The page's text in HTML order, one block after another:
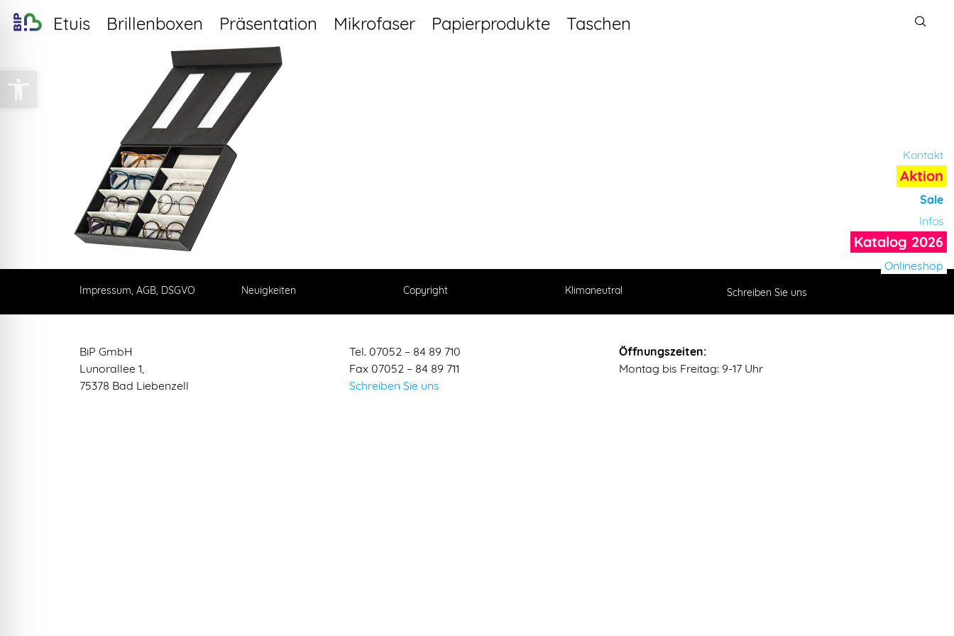
Etuis Brillenboxen Präsentation Mikrofaser Papierprodukte Taschen
Kontakt
Aktion
Sale
Infos
Katalog 2026
Onlineshop
Impressum, AGB, DSGVO Neuigkeiten Copyright Klimaneutral Schreiben Sie uns
BiP GmbH
Lunorallee 1,
75378 Bad Liebenzell
Tel. 07052 – 84 89 710
Fax 07052 – 84 89 711
Schreiben Sie uns
Öffnungszeiten:
Montag bis Freitag: 9-17 Uhr